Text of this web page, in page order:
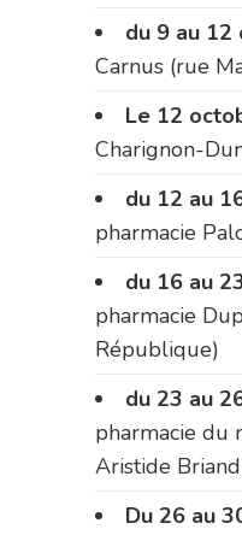
du 9 au 12
Carnus (rue
Le 12
Charignon-
du 12 au
pharmacie
du 16 au
pharmacie
République)
du 23 au
pharmacie du
Aristide
Du 26 au